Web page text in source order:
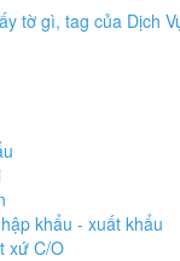
khẩu - xuất khẩu
xứ C/O